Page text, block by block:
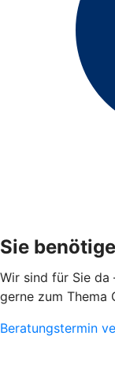
Sie
Wir sind für Sie da
gerne zum Thema
Beratungstermin